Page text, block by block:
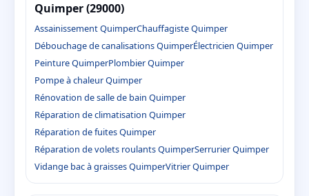
Quimper (29000)
Assainissement QuimperChauffagiste Quimper
Débouchage de canalisations QuimperÉlectricien Quimper
Peinture QuimperPlombier Quimper
Pompe à chaleur Quimper
Rénovation de salle de bain Quimper
Réparation de climatisation Quimper
Réparation de fuites Quimper
Réparation de volets roulants QuimperSerrurier Quimper
Vidange bac à graisses QuimperVitrier Quimper